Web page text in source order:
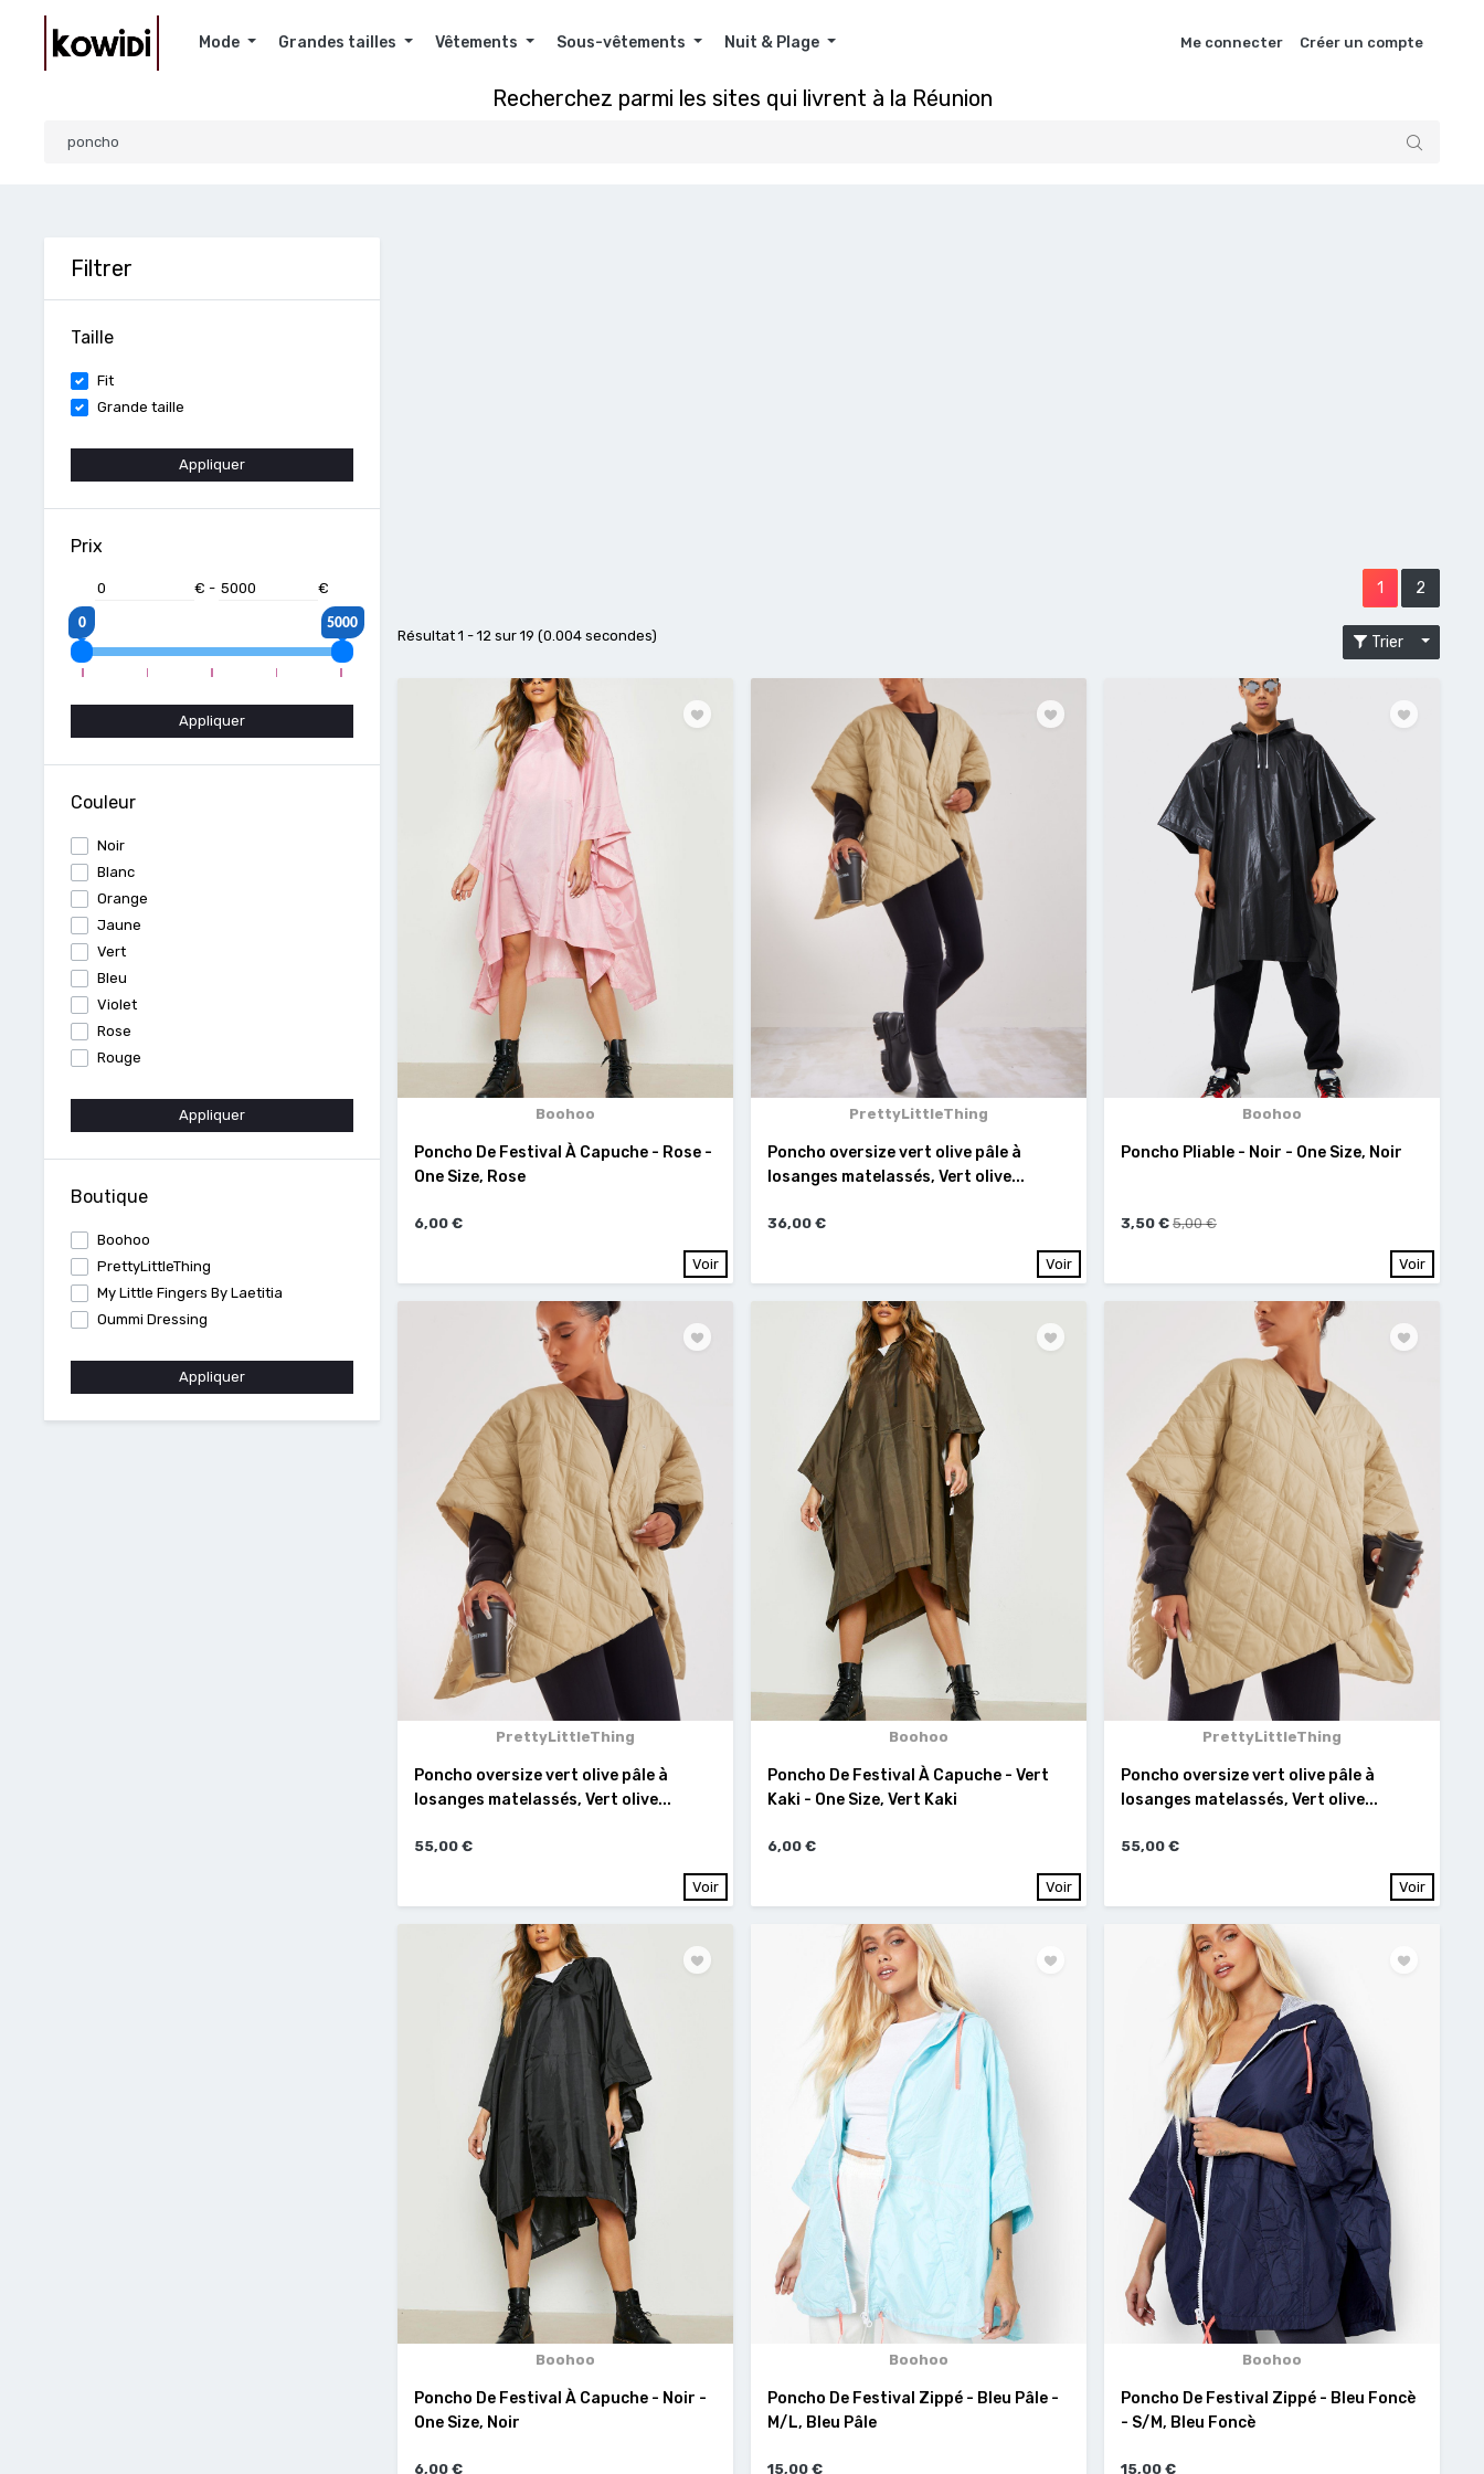
Mode Grandes tailles Vêtements Sous-vêtements Nuit & Plage Me connecter Créer un compte
Recherchez parmi les sites qui livrent à la Réunion
Filtrer
Taille
Fit
Grande taille
Appliquer
Prix
€ - €
0 5000
Appliquer
Couleur
Noir
Blanc
Orange
Jaune
Vert
Bleu
Violet
Rose
Rouge
Appliquer
Boutique
Boohoo
PrettyLittleThing
My Little Fingers By Laetitia
Oummi Dressing
Appliquer
1 2
Résultat 1 - 12 sur 19 (0.004 secondes) Trier
Boohoo
Poncho De Festival À Capuche - Rose -
One Size, Rose
6,00 €
Voir
PrettyLittleThing
Poncho oversize vert olive pâle à
losanges matelassés, Vert olive...
36,00 €
Voir
Boohoo
Poncho Pliable - Noir - One Size, Noir
3,50 € 5,00 €
Voir
PrettyLittleThing
Poncho oversize vert olive pâle à
losanges matelassés, Vert olive...
55,00 €
Voir
Boohoo
Poncho De Festival À Capuche - Vert
Kaki - One Size, Vert Kaki
6,00 €
Voir
PrettyLittleThing
Poncho oversize vert olive pâle à
losanges matelassés, Vert olive...
55,00 €
Voir
Boohoo
Poncho De Festival À Capuche - Noir -
One Size, Noir
6,00 €
Boohoo
Poncho De Festival Zippé - Bleu Pâle -
M/L, Bleu Pâle
15,00 €
Boohoo
Poncho De Festival Zippé - Bleu Foncè
- S/M, Bleu Foncè
15,00 €